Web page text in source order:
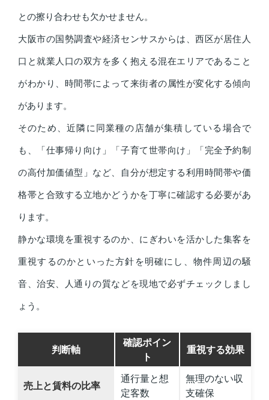
との擦り合わせも欠かせません。
大阪市の国勢調査や経済センサスからは、西区が居住人
口と就業人口の双方を多く抱える混在エリアであること
がわかり、時間帯によって来街者の属性が変化する傾向
があります。
そのため、近隣に同業種の店舗が集積している場合で
も、「仕事帰り向け」「子育て世帯向け」「完全予約制
の高付加価値型」など、自分が想定する利用時間帯や価
格帯と合致する立地かどうかを丁寧に確認する必要があ
ります。
静かな環境を重視するのか、にぎわいを活かした集客を
重視するのかといった方針を明確にし、物件周辺の騒
音、治安、人通りの質などを現地で必ずチェックしまし
ょう。
判断軸
確認ポイン
ト
重視する効果
売上と賃料の比率
通行量と想
定客数
無理のない収
支確保